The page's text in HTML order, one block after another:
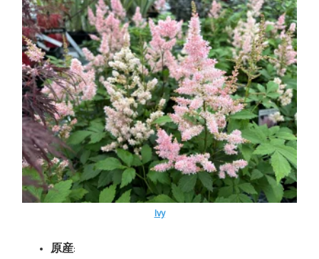
Ivy
原産: